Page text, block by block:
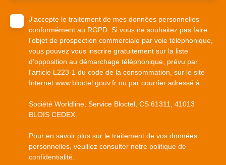
J'accepte le traitement de mes données personnelles
conformément au RGPD. Si vous ne souhaitez pas faire
l'objet de prospection commerciale par voie téléphonique,
vous pouvez vous inscrire gratuitement sur la liste
d'opposition au démarchage téléphonique, prévu par
l'article L223-1 du code de la consommation, sur le site
Internet www.bloctel.gouv.fr ou par courrier adressé à :
Société Worldline, Service Bloctel, CS 61311, 41013
BLOIS CEDEX.
Pour en savoir plus sur le traitement de vos données
personnelles, veuillez consulter notre politique de
confidentialité